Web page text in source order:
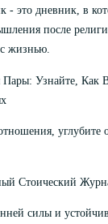
- это дневник, в
после
с жизнью.
Узнайте, Как
углубите
Стоический
силы и